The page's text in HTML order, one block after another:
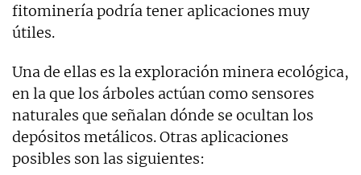
fitominería podría tener aplicaciones muy
útiles.
Una de ellas es la exploración minera ecológica,
en la que los árboles actúan como sensores
naturales que señalan dónde se ocultan los
depósitos metálicos. Otras aplicaciones
posibles son las siguientes: